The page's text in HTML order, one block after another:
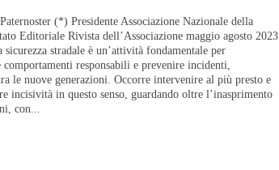
(*) Presidente Associazione Nazionale della
Editoriale Rivista dell’Associazione maggio agosto 2023
sicurezza stradale è un’attività fondamentale per
comportamenti responsabili e prevenire incidenti,
le nuove generazioni. Occorre intervenire al più presto e
incisività in questo senso, guardando oltre l’inasprimento
con...